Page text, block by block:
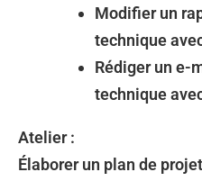
Modifier un
technique
Rédiger un e-
technique
Atelier :
Élaborer un plan de